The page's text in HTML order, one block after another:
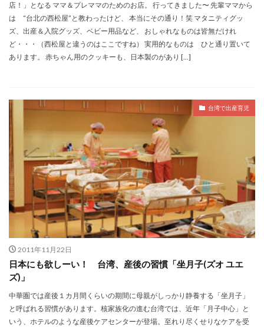
店！」となる ママ＆プレママのためのお店。 行ってきました〜 先輩ママから
は “台北の西松屋”と教わったけど、 本当にその通り！笑 マタニティグッ
ズ、出産＆入院グッズ、ベビー用品など、 おしゃれなものは皆無だけれ
ど・・・（西松屋と違うのはここですね） 実用的なものは ひと通り置いて
あります。 赤ちゃん用のクッキーも、日本製のがあり […]
台湾で出産育児
2011年11月22日
日本にも欲しーい！ 台湾、産後の習慣「坐月子(ズオ ユエ
ズ)」
中華圏では産後１カ月間くらいの期間に母親がしっかり静養する「坐月子」
と呼ばれる習慣があります。核家族化の進む台湾では、近年「月子中心」と
いう、ホテルのような産後ケアセンターが登場。至れり尽くせりなケアを受